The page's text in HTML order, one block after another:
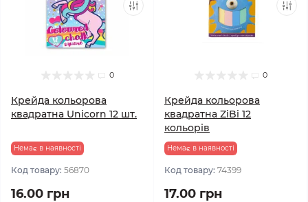
0
Крейда кольорова
квадратна Unicorn 12 шт.
Немає в наявності
Код товару: 56870
16.00 грн
0
Крейда кольорова
квадратна ZiBi 12
кольорів
Немає в наявності
Код товару: 74399
17.00 грн